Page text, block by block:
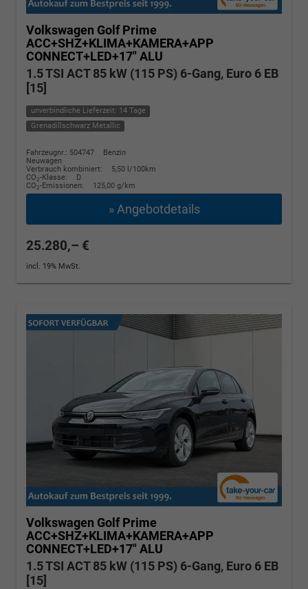
Volkswagen Golf Prime
ACC+SHZ+KLIMA+KAMERA+APP
CONNECT+LED+17" ALU
1.5 TSI ACT 85 kW (115 PS) 6-Gang, Euro 6 EB
[15]
unverbindliche Lieferzeit: 14 Tage
Grenadillschwarz Metallic
Fahrzeugnr.: 504747
Benzin
Neuwagen
Verbrauch kombiniert:
5,50 l/100km
CO2-Klasse:
D
CO2-Emissionen: 125,00 g/km
» Angebotdetails
25.280,– €
incl. 19% MwSt.
Volkswagen Golf Prime
ACC+SHZ+KLIMA+KAMERA+APP
CONNECT+LED+17" ALU
1.5 TSI ACT 85 kW (115 PS) 6-Gang, Euro 6 EB
[15]